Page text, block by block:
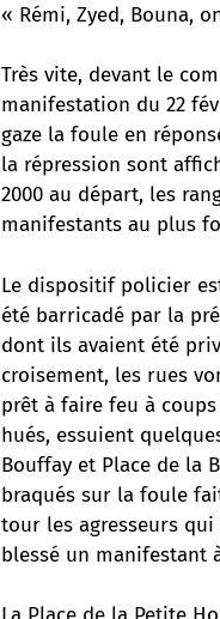
« Rémi, Zyed, Bouna,
Très vite, devant le
manifestation du 22
gaze la foule en
la répression sont
2000 au départ, les
manifestants au plus
Le dispositif policier
été barricadé par la
dont ils avaient été
croisement, les rues
prêt à faire feu à
hués, essuient
Bouffay et Place de la
braqués sur la foule
tour les agresseurs
blessé un manifestant